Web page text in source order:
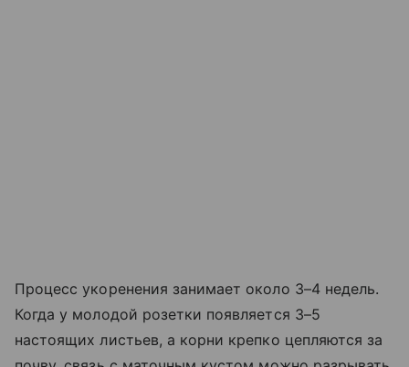
Процесс укоренения занимает около 3–4 недель.
Когда у молодой розетки появляется 3–5
настоящих листьев, а корни крепко цепляются за